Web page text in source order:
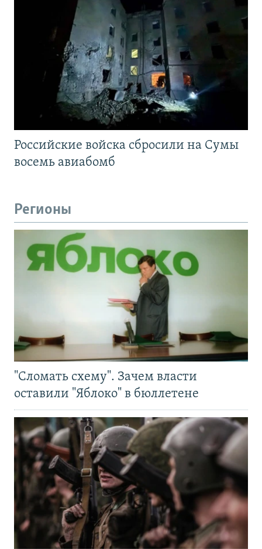
Российские войска сбросили на Сумы
восемь авиабомб
Регионы
"Сломать схему". Зачем власти
оставили "Яблоко" в бюллетене